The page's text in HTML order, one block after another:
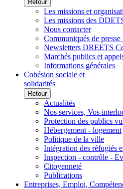
Retour
Les missions et
Les missions des
Nous contacter
Communiqués de
Newsletters DREETS
Marchés publics et
Informations générales
Cohésion sociale et
solidarités
Retour
Actualités
Nos services, Vos
Protection des publics
Hébergement - logement
Politique de la ville
Intégration des réfugiés
Inspection - contrôle -
Citoyenneté
Publications
Entreprises, Emploi,